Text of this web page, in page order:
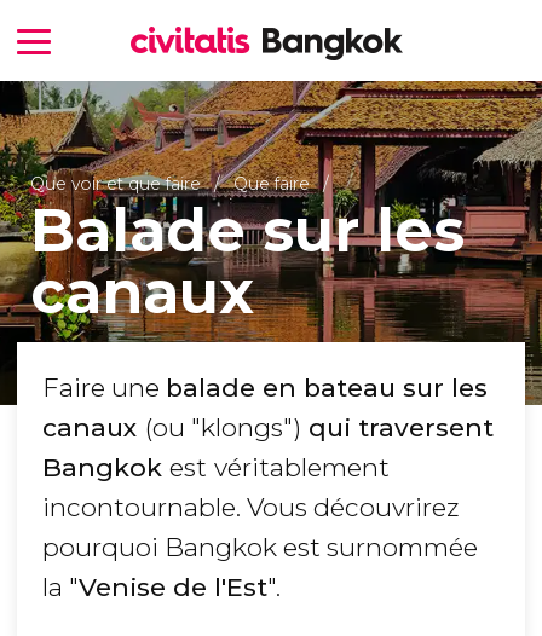
Que voir et que faire Que faire
Balade sur les
canaux
Faire une balade en bateau sur les
canaux (ou "klongs") qui traversent
Bangkok est véritablement
incontournable. Vous découvrirez
pourquoi Bangkok est surnommée
la "Venise de l'Est".